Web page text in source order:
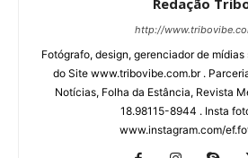
Redação
http://
Fotógrafo, design, gerenciador de
do Site www.tribovibe.com.br .
Notícias, Folha da Estância, Revista
18.98115-8944 . Insta
www.instagram.com/